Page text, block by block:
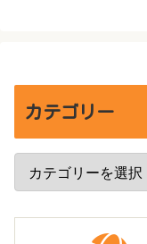
カテゴリー